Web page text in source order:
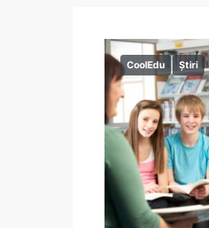
CoolEdu Știri